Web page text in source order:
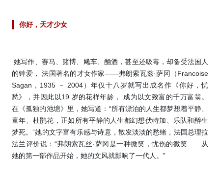
你好， 天才少女
她写作、赛马、赌博、飚车、酗酒，甚至还吸毒，却备受法国人
的钟爱， 法国著名的才女作家——弗朗索瓦兹·萨冈（Francoise
Sagan，1935 － 2004）年仅十八岁就写出成名作《你好，忧
愁》，并因此以19 岁的花样年龄， 成为以文致富的千万富翁。
在《孤独的池塘》里，她写道：“所有漂泊的人生都梦想着平静、
童年、杜鹃花，正如所有平静的人生都幻想伏特加、乐队和醉生
梦死。”她的文字富有乐感与诗意，散发淡淡的愁绪，法国总理拉
法兰评价说：“弗朗索瓦丝·萨冈是一种微笑，忧伤的微笑……从
她的第一部作品开始，她的文风就影响了一代人。”